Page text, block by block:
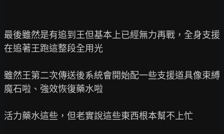
最後雖然是有追到王但基本上已經無力再戰，全身支援
在追著王跑這整段全用光
雖然王第二次傳送後系統會開始配一些支援道具像束縛
魔石啦、強效恢復藥水啦
活力藥水這些，但老實說這些東西根本幫不上忙